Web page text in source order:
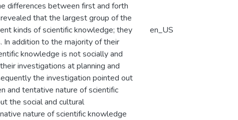
differences between first and forth
that the largest group of the
kinds of scientific knowledge; they
In addition to the majority of their
knowledge is not socially and
investigations at planning and
the investigation pointed out
and tentative nature of scientific
the social and cultural
nature of scientific knowledge
en_US